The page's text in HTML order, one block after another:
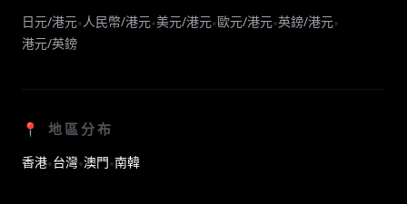
日元/港元•人民幣/港元•美元/港元•歐元/港元•英鎊/港元•
港元/英鎊
📍 地區分布
香港•台灣•澳門•南韓